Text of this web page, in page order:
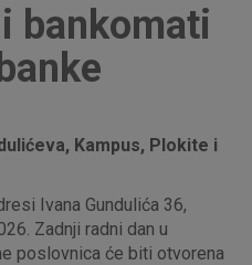
bankomati
Kampus, Plokite i
Ivana Gundulića 36,
Zadnji radni dan u
poslovnica će biti otvorena